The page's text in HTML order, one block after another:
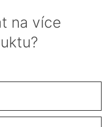
na více